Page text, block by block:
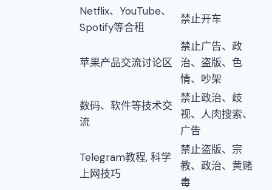
Netflix、YouTube、
Spotify等合租
禁止开车
苹果产品交流讨论区
禁止广告、政
治、盗版、色
情、吵架
数码、软件等技术交
流
禁止政治、歧
视、人肉搜索、
广告
Telegram教程, 科学
上网技巧
禁止盗版、宗
教、政治、黄赌
毒